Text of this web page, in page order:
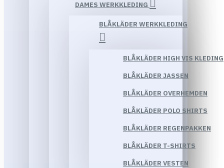
DAMES WERKKLEDING
BLÅKLÄDER WERKKLEDING
BLÅKLÄDER HIGH VIS KLEDING
BLÅKLÄDER JASSEN
BLÅKLÄDER OVERHEMDEN
BLÅKLÄDER POLO SHIRTS
BLÅKLÄDER REGENPAKKEN
BLÅKLÄDER T-SHIRTS
BLÅKLÄDER VESTEN